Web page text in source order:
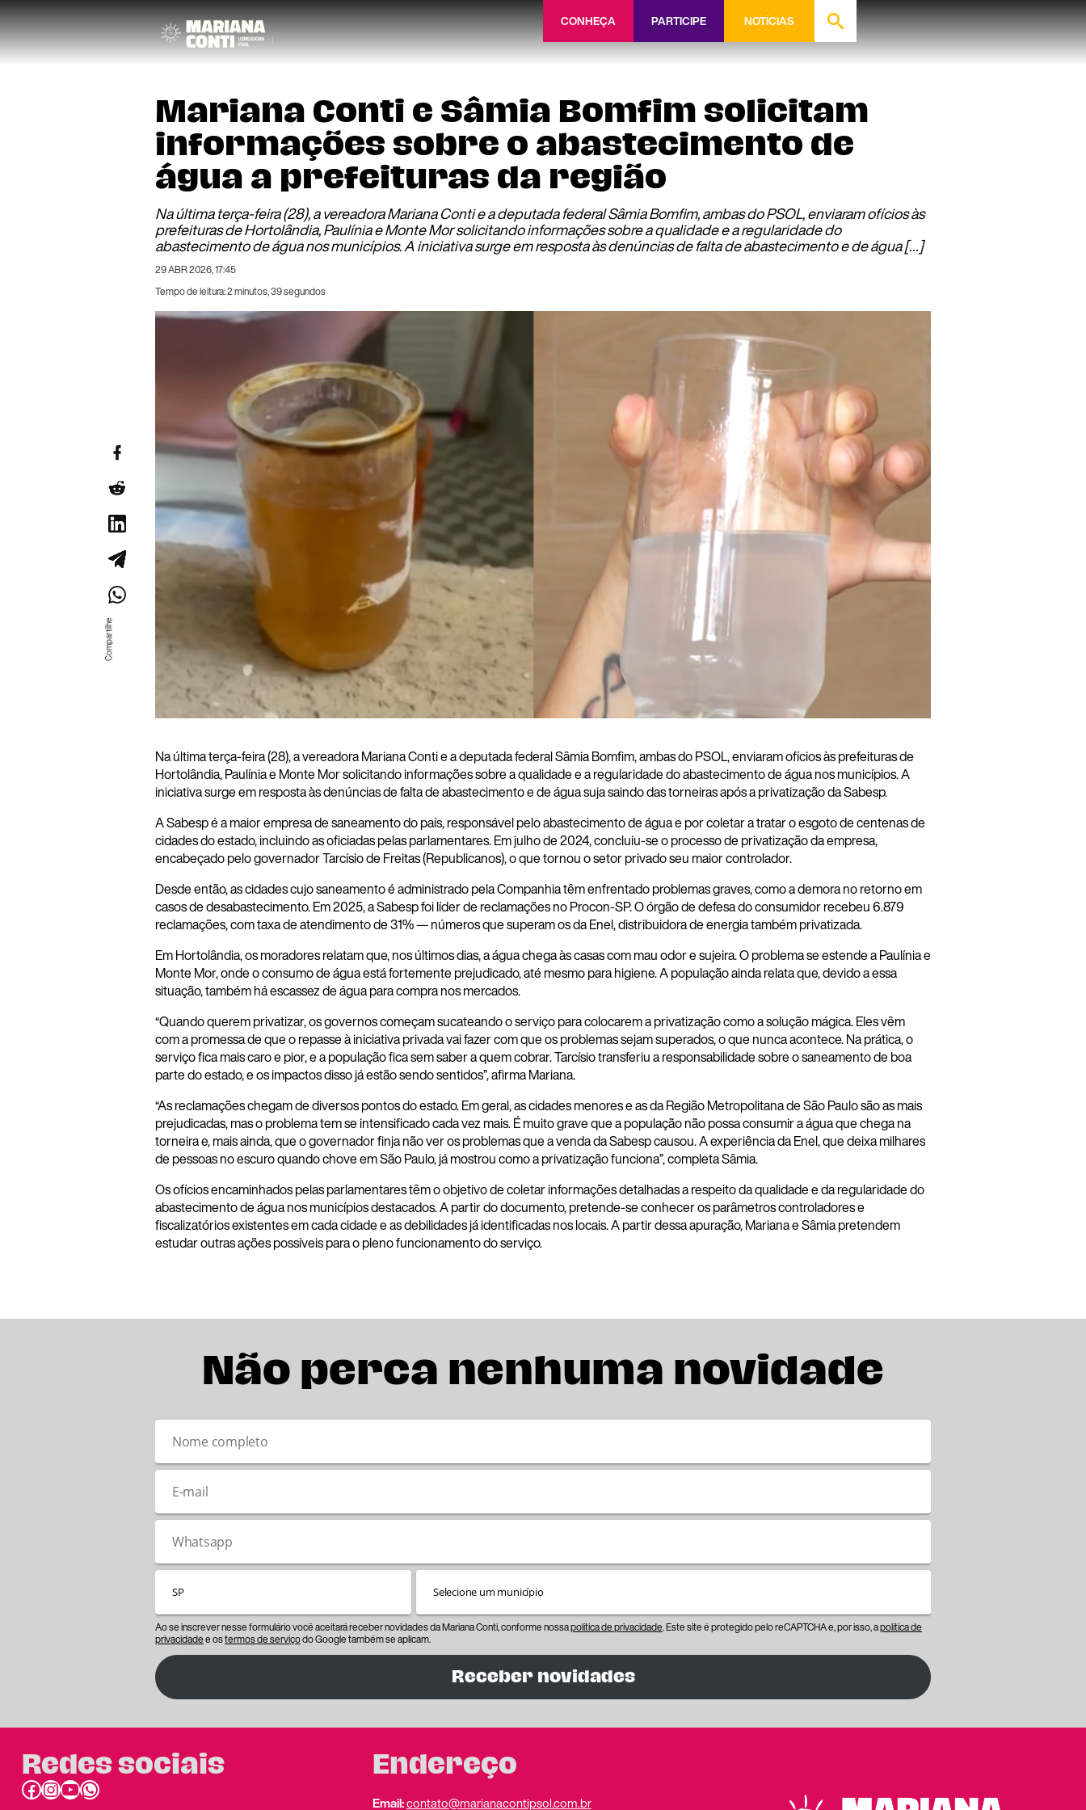
CONHEÇA PARTICIPE NOTÍCIAS
Mariana Conti e Sâmia Bomfim solicitam
informações sobre o abastecimento de
água a prefeituras da região
Na última terça-feira (28), a vereadora Mariana Conti e a deputada federal Sâmia Bomfim, ambas do PSOL, enviaram ofícios às
prefeituras de Hortolândia, Paulínia e Monte Mor solicitando informações sobre a qualidade e a regularidade do
abastecimento de água nos municípios. A iniciativa surge em resposta às denúncias de falta de abastecimento e de água […]
29 ABR 2026, 17:45
Tempo de leitura: 2 minutos, 39 segundos
Na última terça-feira (28), a vereadora Mariana Conti e a deputada federal Sâmia Bomfim, ambas do PSOL, enviaram ofícios às prefeituras de
Hortolândia, Paulínia e Monte Mor solicitando informações sobre a qualidade e a regularidade do abastecimento de água nos municípios. A
iniciativa surge em resposta às denúncias de falta de abastecimento e de água suja saindo das torneiras após a privatização da Sabesp.
A Sabesp é a maior empresa de saneamento do país, responsável pelo abastecimento de água e por coletar a tratar o esgoto de centenas de
cidades do estado, incluindo as oficiadas pelas parlamentares. Em julho de 2024, concluiu-se o processo de privatização da empresa,
encabeçado pelo governador Tarcísio de Freitas (Republicanos), o que tornou o setor privado seu maior controlador.
Desde então, as cidades cujo saneamento é administrado pela Companhia têm enfrentado problemas graves, como a demora no retorno em
casos de desabastecimento. Em 2025, a Sabesp foi líder de reclamações no Procon-SP. O órgão de defesa do consumidor recebeu 6.879
reclamações, com taxa de atendimento de 31% — números que superam os da Enel, distribuidora de energia também privatizada.
Em Hortolândia, os moradores relatam que, nos últimos dias, a água chega às casas com mau odor e sujeira. O problema se estende a Paulínia e
Monte Mor, onde o consumo de água está fortemente prejudicado, até mesmo para higiene. A população ainda relata que, devido a essa
situação, também há escassez de água para compra nos mercados.
“Quando querem privatizar, os governos começam sucateando o serviço para colocarem a privatização como a solução mágica. Eles vêm
com a promessa de que o repasse à iniciativa privada vai fazer com que os problemas sejam superados, o que nunca acontece. Na prática, o
serviço fica mais caro e pior, e a população fica sem saber a quem cobrar. Tarcísio transferiu a responsabilidade sobre o saneamento de boa
parte do estado, e os impactos disso já estão sendo sentidos”, afirma Mariana.
“As reclamações chegam de diversos pontos do estado. Em geral, as cidades menores e as da Região Metropolitana de São Paulo são as mais
prejudicadas, mas o problema tem se intensificado cada vez mais. É muito grave que a população não possa consumir a água que chega na
torneira e, mais ainda, que o governador finja não ver os problemas que a venda da Sabesp causou. A experiência da Enel, que deixa milhares
de pessoas no escuro quando chove em São Paulo, já mostrou como a privatização funciona”, completa Sâmia.
Os ofícios encaminhados pelas parlamentares têm o objetivo de coletar informações detalhadas a respeito da qualidade e da regularidade do
abastecimento de água nos municípios destacados. A partir do documento, pretende-se conhecer os parâmetros controladores e
fiscalizatórios existentes em cada cidade e as debilidades já identificadas nos locais. A partir dessa apuração, Mariana e Sâmia pretendem
estudar outras ações possíveis para o pleno funcionamento do serviço.
Não perca nenhuma novidade
Ao se inscrever nesse formulário você aceitará receber novidades da Mariana Conti, conforme nossapolítica de privacidade. Este site é protegido pelo reCAPTCHA e, por isso, apolítica de
privacidadee ostermos de serviçodo Google também se aplicam.
Receber novidades
Redes sociais
Facebook InstagramYoutube link do whatsapp
Endereço
Email:contato@marianacontipsol.com.br